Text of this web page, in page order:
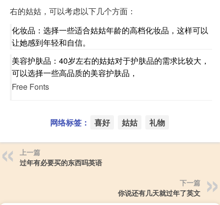
右的姑姑，可以考虑以下几个方面：
化妆品：选择一些适合姑姑年龄的高档化妆品，这样可以
让她感到年轻和自信。
美容护肤品：40岁左右的姑姑对于护肤品的需求比较大，
可以选择一些高品质的美容护肤品，
Free Fonts
网络标签： 喜好 姑姑 礼物
上一篇
过年有必要买的东西吗英语
下一篇
你说还有几天就过年了英文